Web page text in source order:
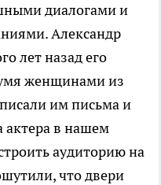
диалогами и
Александр
лет назад его
женщинами из
им письма и
актера в нашем
аудиторию на
что двери